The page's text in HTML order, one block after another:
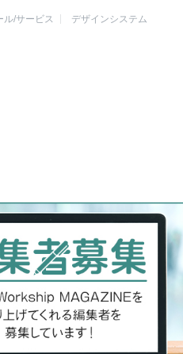
ル/サービス
デザインシステム